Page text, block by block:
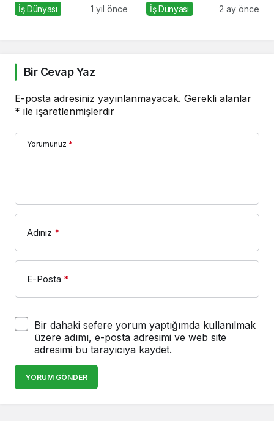
Dijitali Etkin Kullanın
İş Dünyası 1 yıl önce
Dijital Markalaşma
İş Dünyası 2 ay önce
Bir Cevap Yaz
E-posta adresiniz yayınlanmayacak. Gerekli alanlar
* ile işaretlenmişlerdir
Yorumunuz *
Adınız *
E-Posta *
Bir dahaki sefere yorum yaptığımda kullanılmak
üzere adımı, e-posta adresimi ve web site
adresimi bu tarayıcıya kaydet.
YORUM GÖNDER